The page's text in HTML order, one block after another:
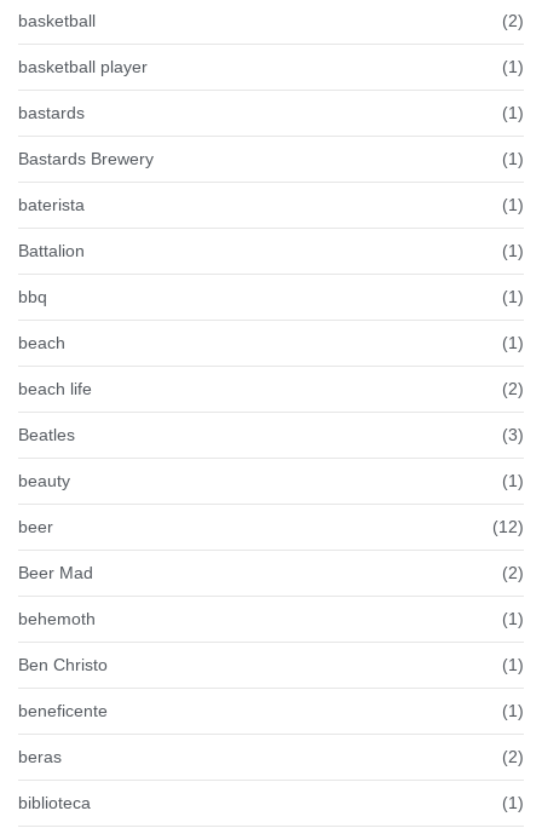
basketball (2)
basketball player (1)
bastards (1)
Bastards Brewery (1)
baterista (1)
Battalion (1)
bbq (1)
beach (1)
beach life (2)
Beatles (3)
beauty (1)
beer (12)
Beer Mad (2)
behemoth (1)
Ben Christo (1)
beneficente (1)
beras (2)
biblioteca (1)